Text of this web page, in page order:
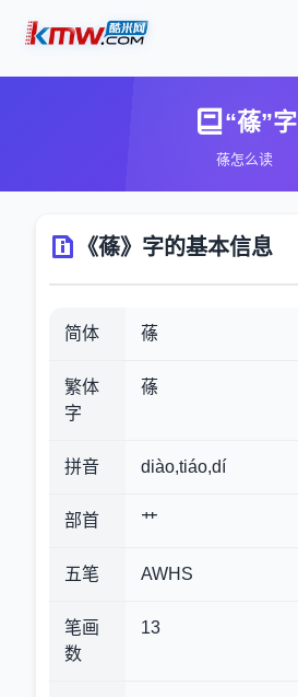
“蓧”字
蓧怎么读
《蓧》字的基本信息
简体 蓧
繁体
字
蓧
拼音 diào,tiáo,dí
部首 艹
五笔 AWHS
笔画
数
13